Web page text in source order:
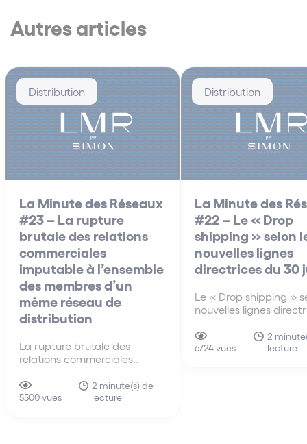
Autres articles
Distribution
La Minute des Réseaux
#23 – La rupture
brutale des relations
commerciales
imputable à l’ensemble
des membres d’un
même réseau de
distribution
La rupture brutale des
relations commerciales
membres d’un même réseau
de distribution La faute tirée
5500 vues
2 minute(s) de
lecture
Distribution
La Minute des
#22 – Le « Drop
shipping » selon
nouvelles lignes
directrices du 30
Le « Drop shipping »
nouvelles lignes
anciennes lignes
de 2010, les nouvelles
6724 vues
2
lecture